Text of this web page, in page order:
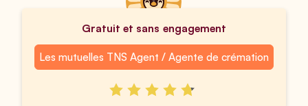
Gratuit et sans engagement
Les mutuelles TNS Agent / Agente de crémation